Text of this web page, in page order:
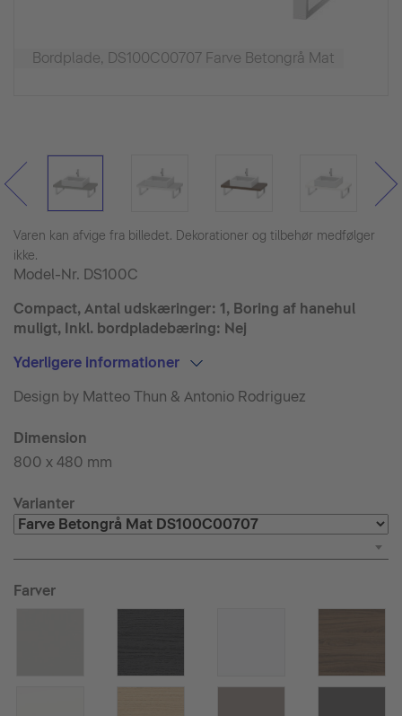
Bordplade, DS100C00707 Farve Betongrå Mat
Varen kan afvige fra billedet. Dekorationer og tilbehør medfølger
ikke.
Model-Nr. DS100C
Compact, Antal udskæringer: 1, Boring af hanehul
muligt, Inkl. bordpladebæring: Nej
Yderligere informationer
Design by Matteo Thun & Antonio Rodriguez
Dimension
800 x 480 mm
Varianter
Farver